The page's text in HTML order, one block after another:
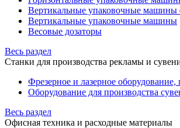
Вертикальные упаковочные машины
Вертикальные упаковочные машины
Весовые дозаторы
Весь раздел
Станки для производства рекламы и
Фрезерное и лазерное оборудование,
Оборудование для производства
Весь раздел
Офисная техника и расходные материалы